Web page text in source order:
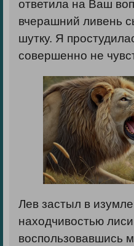
ответила на Ваш
вчерашний ливень
шутку. Я
совершенно не
Лев застыл в
находчивостью
воспользовавшись